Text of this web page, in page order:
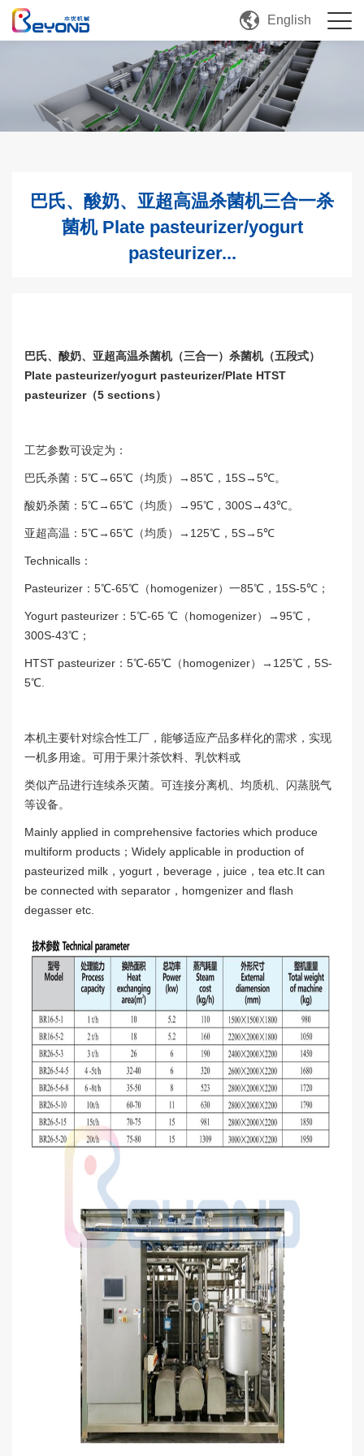
English
巴氏、酸奶、亚超高温杀菌机三合一杀
菌机 Plate pasteurizer/yogurt
pasteurizer...
巴氏、酸奶、亚超高温杀菌机（三合一）杀菌机（五段式）
Plate pasteurizer/yogurt pasteurizer/Plate HTST
pasteurizer（5 sections）
工艺参数可设定为：
巴氏杀菌：5℃→65℃（均质）→85℃，15S→5℃。
酸奶杀菌：5℃→65℃（均质）→95℃，300S→43℃。
亚超高温：5℃→65℃（均质）→125℃，5S→5℃
Technicalls：
Pasteurizer：5℃-65℃（homogenizer）一85℃，15S-5℃；
Yogurt pasteurizer：5℃-65 ℃（homogenizer）→95℃，
300S-43℃；
HTST pasteurizer：5℃-65℃（homogenizer）→125℃，5S-
5℃.
本机主要针对综合性工厂，能够适应产品多样化的需求，实现
一机多用途。可用于果汁茶饮料、乳饮料或
类似产品进行连续杀灭菌。可连接分离机、均质机、闪蒸脱气
等设备。
Mainly applied in comprehensive factories which produce
multiform products；Widely applicable in production of
pasteurized milk，yogurt，beverage，juice，tea etc.It can
be connected with separator，homgenizer and flash
degasser etc.